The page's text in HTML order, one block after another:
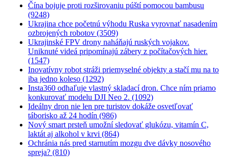
Čína bojuje proti rozširovaniu púští pomocou bambusu
(9248)
Ukrajina chce početnú výhodu Ruska vyrovnať nasadením
ozbrojených robotov (3509)
Ukrajinské FPV drony naháňajú ruských vojakov.
Uniknuté videá pripomínajú zábery z počítačových hier.
(1547)
Inovatívny robot stráži priemyselné objekty a stačí mu na to
iba jedno koleso (1292)
Insta360 odhaľuje vlastný skladací dron. Chce ním priamo
konkurovať modelu DJI Neo 2. (1092)
Ideálny dron nie len pre turistov dokáže osvetľovať
táborisko až 24 hodín (986)
Nový smart prsteň umožní sledovať glukózu, vitamín C,
laktát aj alkohol v krvi (864)
Ochránia nás pred starnutím mozgu dve dávky nosového
spreja? (810)